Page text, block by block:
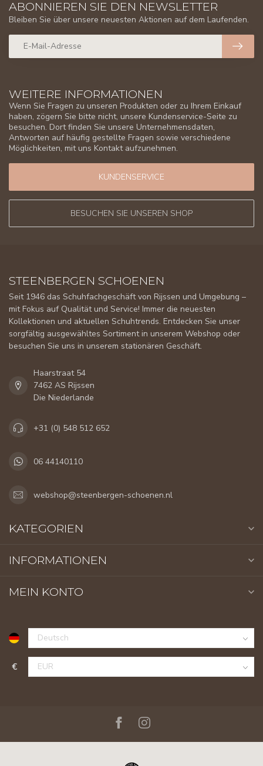
WEITERE INFORMATIONEN
Wenn Sie Fragen zu unseren Produkten oder zu Ihrem Einkauf
haben, zögern Sie bitte nicht, unsere Kundenservice-Seite zu
besuchen. Dort finden Sie unsere Unternehmensdaten,
Antworten auf häufig gestellte Fragen sowie verschiedene
Möglichkeiten, mit uns Kontakt aufzunehmen.
KUNDENSERVICE
BESUCHEN SIE UNSEREN SHOP
ABONNIEREN SIE DEN NEWSLETTER
Bleiben Sie über unsere neuesten Aktionen auf dem Laufenden.
STEENBERGEN SCHOENEN
Seit 1946 das Schuhfachgeschäft von Rijssen und Umgebung –
mit Fokus auf Qualität und Service! Immer die neuesten
Kollektionen und aktuellen Schuhtrends. Entdecken Sie unser
sorgfältig ausgewähltes Sortiment in unserem Webshop oder
besuchen Sie uns in unserem stationären Geschäft.
Haarstraat 54
7462 AS Rijssen
Die Niederlande
+31 (0) 548 512 652
06 44140110
webshop@steenbergen-schoenen.nl
KATEGORIEN
INFORMATIONEN
MEIN KONTO
€